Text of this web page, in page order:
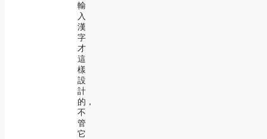
輸
入
漢
字
才
這
樣
設
計
的，
不
管
它